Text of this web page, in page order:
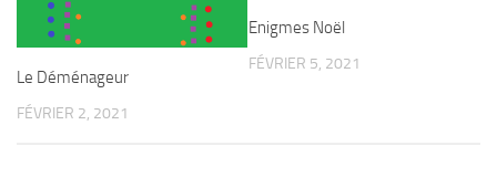
Le Déménageur
FÉVRIER 2, 2021
Enigmes Noël
FÉVRIER 5, 2021